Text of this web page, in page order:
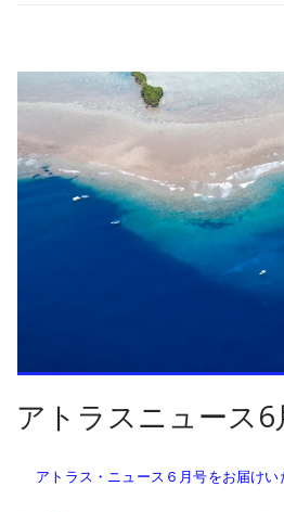
アトラスニュース6
アトラス・ニュース６月号をお届けい